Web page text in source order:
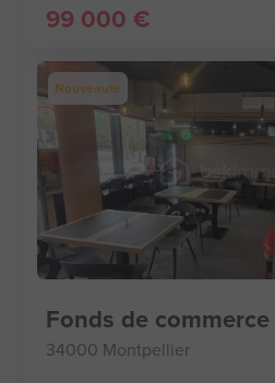
99 000 €
Nouveauté
Fonds de commerce
34000 Montpellier